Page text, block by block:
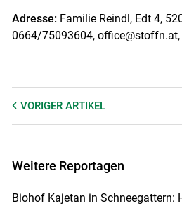
Adresse:Familie Reindl, Edt 4,
0664/75093604, office@stoffn.at,
VORIGER ARTIKEL
Weitere Reportagen
Biohof Kajetan in Schneegattern: